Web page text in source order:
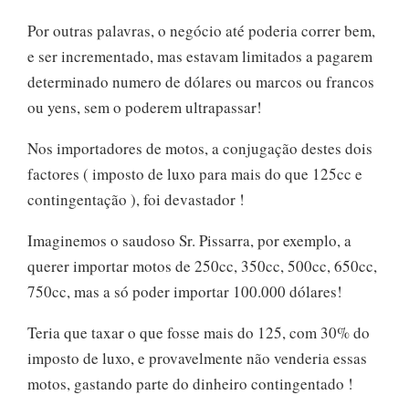
Por outras palavras, o negócio até poderia correr bem,
e ser incrementado, mas estavam limitados a pagarem
determinado numero de dólares ou marcos ou francos
ou yens, sem o poderem ultrapassar!
Nos importadores de motos, a conjugação destes dois
factores ( imposto de luxo para mais do que 125cc e
contingentação ), foi devastador !
Imaginemos o saudoso Sr. Pissarra, por exemplo, a
querer importar motos de 250cc, 350cc, 500cc, 650cc,
750cc, mas a só poder importar 100.000 dólares!
Teria que taxar o que fosse mais do 125, com 30% do
imposto de luxo, e provavelmente não venderia essas
motos, gastando parte do dinheiro contingentado !